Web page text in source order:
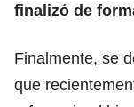
finalizó de
Finalmente, se
que